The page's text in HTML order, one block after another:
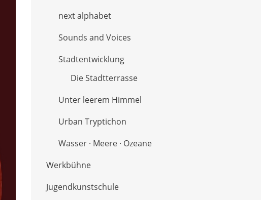
next alphabet
Sounds and Voices
Stadtentwicklung
Die Stadtterrasse
Unter leerem Himmel
Urban Tryptichon
Wasser · Meere · Ozeane
Werkbühne
Jugendkunstschule